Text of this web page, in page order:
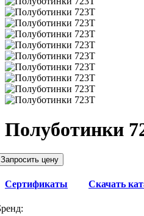
Полуботинки
Запросить цену
Сертификаты Скачать